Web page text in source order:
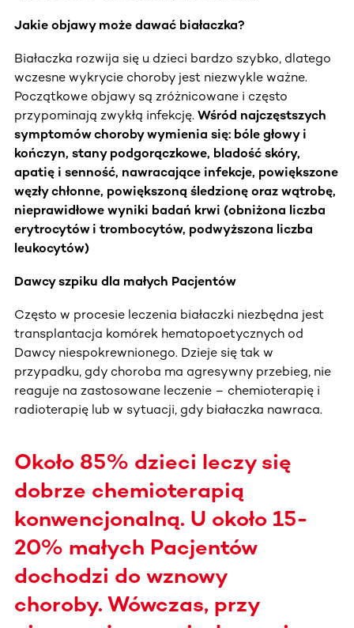
Jakie objawy może dawać białaczka?
Białaczka rozwija się u dzieci bardzo szybko, dlatego
wczesne wykrycie choroby jest niezwykle ważne.
Początkowe objawy są zróżnicowane i często
przypominają zwykłą infekcję. Wśród najczęstszych
symptomów choroby wymienia się: bóle głowy i
kończyn, stany podgorączkowe, bladość skóry,
apatię i senność, nawracające infekcje, powiększone
węzły chłonne, powiększoną śledzionę oraz wątrobę,
nieprawidłowe wyniki badań krwi (obniżona liczba
erytrocytów i trombocytów, podwyższona liczba
leukocytów)
Dawcy szpiku dla małych Pacjentów
Często w procesie leczenia białaczki niezbędna jest
transplantacja komórek hematopoetycznych od
Dawcy niespokrewnionego. Dzieje się tak w
przypadku, gdy choroba ma agresywny przebieg, nie
reaguje na zastosowane leczenie – chemioterapię i
radioterapię lub w sytuacji, gdy białaczka nawraca.
Około 85% dzieci leczy się
dobrze chemioterapią
konwencjonalną. U około 15-
20% małych Pacjentów
dochodzi do wznowy
choroby. Wówczas, przy